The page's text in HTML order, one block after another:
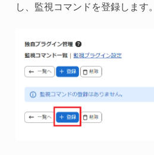
し、監視コマンドを登録します。